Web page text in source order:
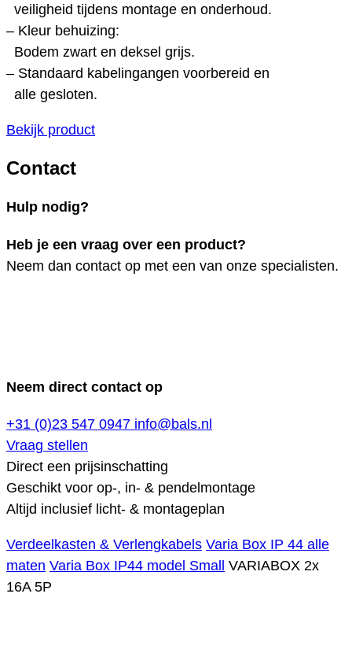
veiligheid tijdens montage en onderhoud.
– Kleur behuizing:
Bodem zwart en deksel grijs.
– Standaard kabelingangen voorbereid en
alle gesloten.
Bekijk product
Contact
Hulp nodig?
Heb je een vraag over een product?
Neem dan contact op met een van onze specialisten.
Neem direct contact op
+31 (0)23 547 0947 info@bals.nl
Vraag stellen
Direct een prijsinschatting
Geschikt voor op-, in- & pendelmontage
Altijd inclusief licht- & montageplan
Verdeelkasten & Verlengkabels Varia Box IP 44 alle
maten Varia Box IP44 model Small
VARIABOX 2x
16A 5P